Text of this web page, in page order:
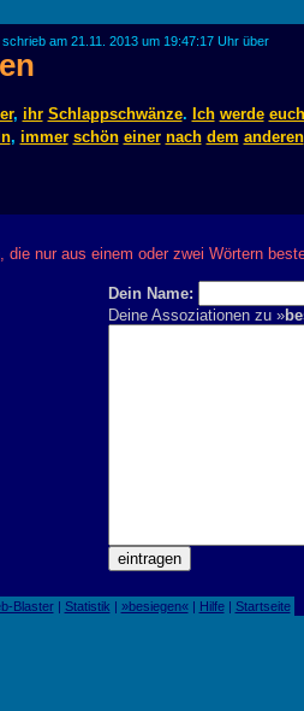
am 21.11. 2013 um 19:47:17 Uhr über
, ihr Schlappschwänze. Ich werde euch
, immer schön einer nach dem anderen
die nur aus einem oder zwei Wörtern
Dein Name:
Deine Assoziationen zu »
Blaster| Statistik | »besiegen«| Hilfe| Startseite